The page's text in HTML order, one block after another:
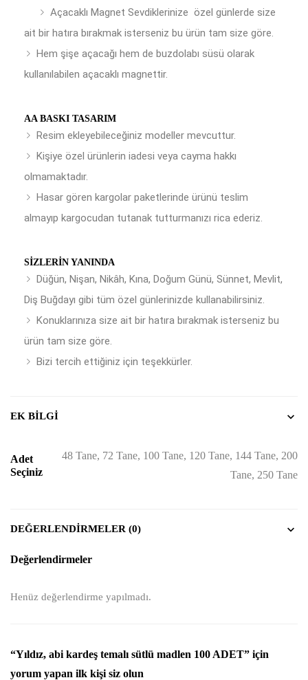
Açacaklı Magnet Sevdiklerinize özel günlerde size
ait bir hatıra bırakmak isterseniz bu ürün tam size göre.
Hem şişe açacağı hem de buzdolabı süsü olarak
kullanılabilen açacaklı magnettir.
AA BASKI TASARIM
Resim ekleyebileceğiniz modeller mevcuttur.
Kişiye özel ürünlerin iadesi veya cayma hakkı
olmamaktadır.
Hasar gören kargolar paketlerinde ürünü teslim
almayıp kargocudan tutanak tutturmanızı rica ederiz.
SIZLERIN YANINDA
Düğün, Nişan, Nikâh, Kına, Doğum Günü, Sünnet, Mevlit,
Diş Buğdayı gibi tüm özel günlerinizde kullanabilirsiniz.
Konuklarınıza size ait bir hatıra bırakmak isterseniz bu
ürün tam size göre.
Bizi tercih ettiğiniz için teşekkürler.
EK BILGI
Adet
Seçiniz
48 Tane, 72 Tane, 100 Tane, 120 Tane, 144 Tane, 200
Tane, 250 Tane
DEĞERLENDIRMELER (0)
Değerlendirmeler
Henüz değerlendirme yapılmadı.
“Yıldız, abi kardeş temalı sütlü madlen 100 ADET” için
yorum yapan ilk kişi siz olun